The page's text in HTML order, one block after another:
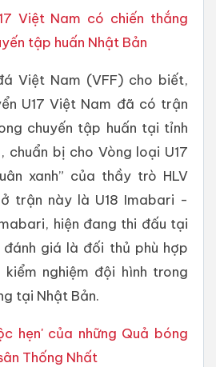
Việt Nam có chiến thắng
tập huấn Nhật Bản
Việt Nam (VFF) cho biết,
U17 Việt Nam đã có trận
chuyến tập huấn tại tỉnh
chuẩn bị cho Vòng loại U17
xanh” của thầy trò HLV
trận này là U18 Imabari -
hiện đang thi đấu tại
đánh giá là đối thủ phù hợp
kiểm nghiệm đội hình trong
tại Nhật Bản.
hẹn' của những Quả bóng
Thống Nhất